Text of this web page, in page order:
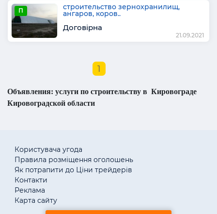
П строительство зернохранилищ,
ангаров, коров..
Договірна
21.09.2021
1
Объявления: услуги по строительству в Кировограде
Кировоградской области
Користувача угода
Правила розміщення оголошень
Як потрапити до Ціни трейдерів
Контакти
Реклама
Карта сайту